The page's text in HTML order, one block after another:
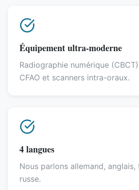
Équipement ultra-moderne
Radiographie numérique
CFAO et scanners intra-oraux.
4 langues
Nous parlons allemand, anglais,
russe.